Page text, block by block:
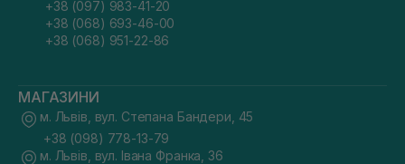
+38 (097) 983-41-20
+38 (068) 693-46-00
+38 (068) 951-22-86
МАГАЗИНИ
м. Львів, вул. Степана Бандери, 45
+38 (098) 778-13-79
м. Львів, вул. Івана Франка, 36